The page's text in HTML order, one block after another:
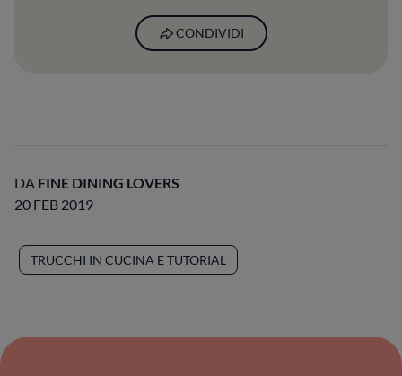
CONDIVIDI
DA FINE DINING LOVERS
20 FEB 2019
TRUCCHI IN CUCINA E TUTORIAL